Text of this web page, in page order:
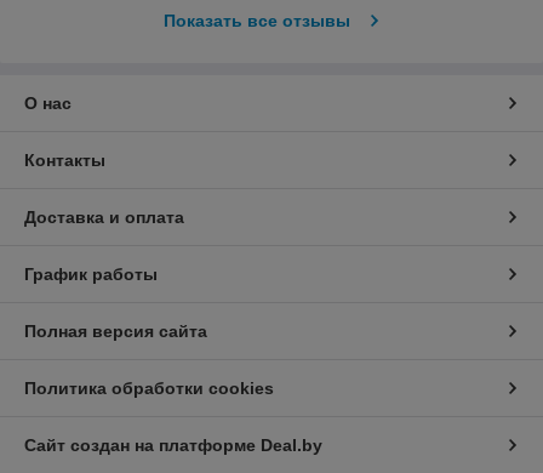
Показать все отзывы
О нас
Контакты
Доставка и оплата
График работы
Полная версия сайта
Политика обработки cookies
Сайт создан на платформе Deal.by